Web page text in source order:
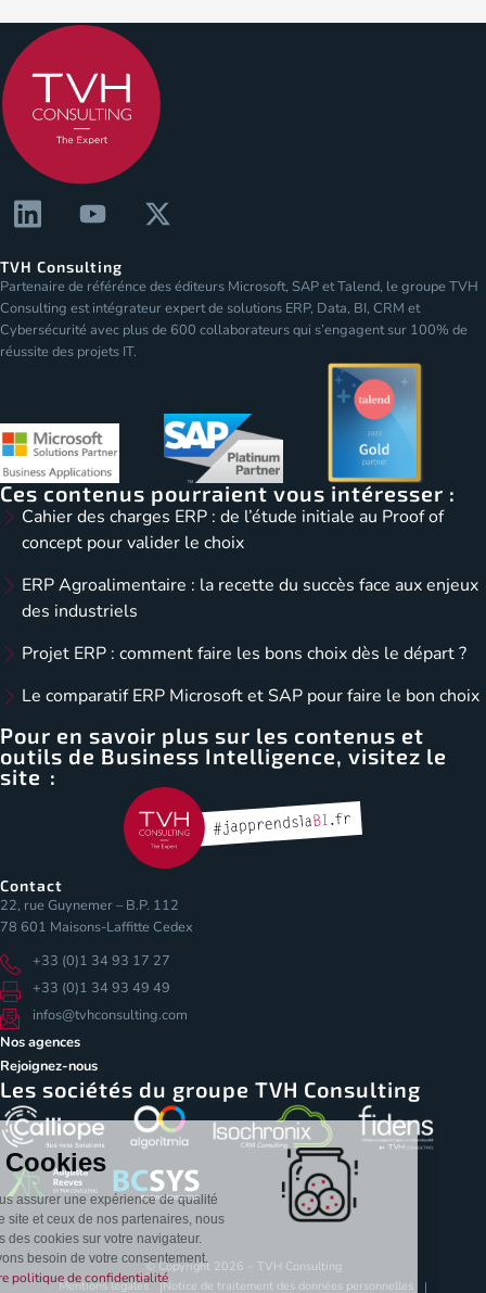
TVH Consulting
Partenaire de référénce des éditeurs Microsoft, SAP et Talend, le groupe TVH
Consulting est intégrateur expert de solutions ERP, Data, BI, CRM et
Cybersécurité avec plus de 600 collaborateurs qui s’engagent sur 100% de
réussite des projets IT.
Ces contenus pourraient vous intéresser :
Cahier des charges ERP : de l’étude initiale au Proof of
concept pour valider le choix
ERP Agroalimentaire : la recette du succès face aux enjeux
des industriels
Projet ERP : comment faire les bons choix dès le départ ?
Le comparatif ERP Microsoft et SAP pour faire le bon choix
Pour en savoir plus sur les contenus et
outils de Business Intelligence, visitez le
site :
Contact
22, rue Guynemer – B.P. 112
78 601 Maisons-Laffitte Cedex
+33 (0)1 34 93 17 27
+33 (0)1 34 93 49 49
infos@tvhconsulting.com
Nos agences
Rejoignez-nous
Les sociétés du groupe TVH Consulting
© Copyright 2026 – TVH Consulting
Mentions légales
Notice de traitement des données personnelles
Les Cookies
Pour vous assurer une expérience de qualité
sur notre site et ceux de nos partenaires, nous
stockons des cookies sur votre navigateur.
Nous avons besoin de votre consentement.
Lire notre politique de confidentialité